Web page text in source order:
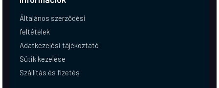
Általános szerződési
feltételek
Adatkezelési tájékoztató
Sütik kezelése
Szállítás és fizetés